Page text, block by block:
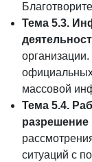
Тема 5.3.
массовой
Тема 5.4.
ситуаций с